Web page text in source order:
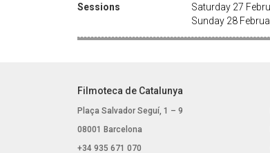
Sessions
Saturday 27
Sunday 28
Filmoteca de Catalunya
Plaça Salvador Seguí, 1 – 9
08001 Barcelona
+34 935 671 070